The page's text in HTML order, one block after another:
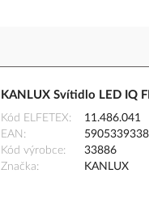
KANLUX Svítidlo LED IQ
Kód ELFETEX
11.486.041
EAN
Kód výrobce
33886
Značka
KANLUX